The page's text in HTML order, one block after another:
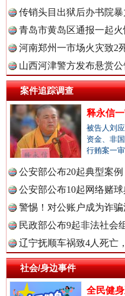
中
中国
中国
中国
中国
衣柜里的秘
春天里的科技
传销头目出狱后办书院
青岛市黄岛区通报一起火
河南郑州一市场火灾致2
山西河津警方发布悬赏公
案件追踪调查
释永信
被告人刘
资金、非
行贿案一
公安部公布20起典型案
公安部公布10起网络赌
警惕！对公账户成为诈
民政部公布9起非法社会
辽宁抚顺车祸致4人死亡
社会/身边事件
全民健